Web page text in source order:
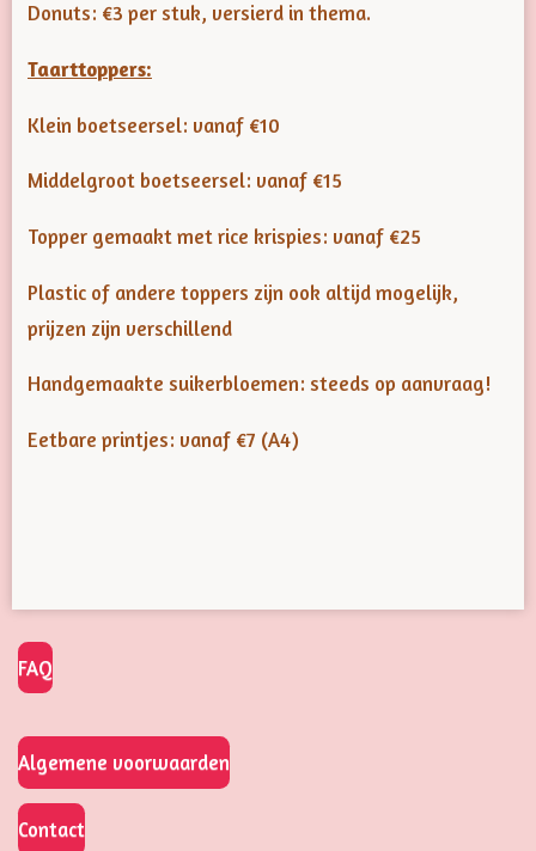
Donuts: €3 per stuk, versierd in thema.
Taarttoppers:
Klein boetseersel: vanaf €10
Middelgroot boetseersel: vanaf €15
Topper gemaakt met rice krispies: vanaf €25
Plastic of andere toppers zijn ook altijd mogelijk,
prijzen zijn verschillend
Handgemaakte suikerbloemen: steeds op aanvraag!
Eetbare printjes: vanaf €7 (A4)
FAQ
Algemene voorwaarden
Contact